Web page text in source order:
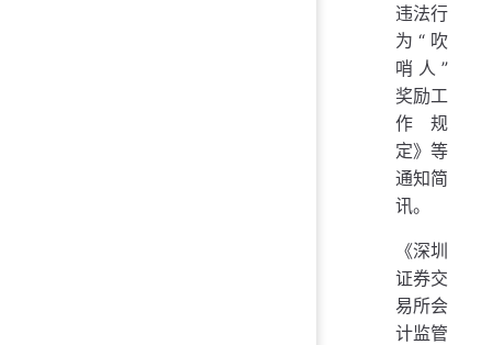
违法行
为“吹
哨人”
奖励工
作规
定》等
通知简
讯。
《深圳
证券交
易所会
计监管